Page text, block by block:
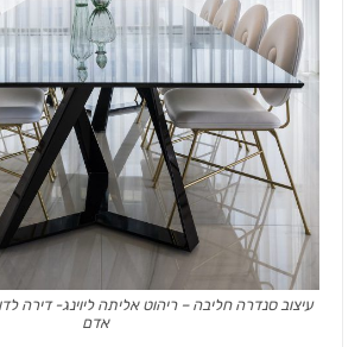
עיצוב סנדרה חליבה – ריהוט אליתה ליוינג- דירה
אדם